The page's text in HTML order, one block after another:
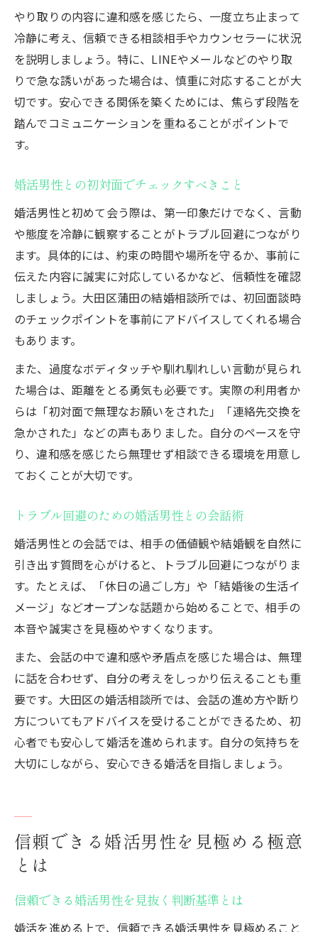
やり取りの内容に違和感を感じたら、一度立ち止まって
冷静に考え、信頼できる相談相手やカウンセラーに状況
を説明しましょう。特に、LINEやメールなどのやり取
りで急な誘いがあった場合は、慎重に対応することが大
切です。安心できる関係を築くためには、焦らず段階を
踏んでコミュニケーションを重ねることがポイントで
す。
婚活男性との初対面でチェックすべきこと
婚活男性と初めて会う際は、第一印象だけでなく、言動
や態度を冷静に観察することがトラブル回避につながり
ます。具体的には、約束の時間や場所を守るか、事前に
伝えた内容に誠実に対応しているかなど、信頼性を確認
しましょう。大田区蒲田の結婚相談所では、初回面談時
のチェックポイントを事前にアドバイスしてくれる場合
もあります。
また、過度なボディタッチや馴れ馴れしい言動が見られ
た場合は、距離をとる勇気も必要です。実際の利用者か
らは「初対面で無理なお願いをされた」「連絡先交換を
急かされた」などの声もありました。自分のペースを守
り、違和感を感じたら無理せず相談できる環境を用意し
ておくことが大切です。
トラブル回避のための婚活男性との会話術
婚活男性との会話では、相手の価値観や結婚観を自然に
引き出す質問を心がけると、トラブル回避につながりま
す。たとえば、「休日の過ごし方」や「結婚後の生活イ
メージ」などオープンな話題から始めることで、相手の
本音や誠実さを見極めやすくなります。
また、会話の中で違和感や矛盾点を感じた場合は、無理
に話を合わせず、自分の考えをしっかり伝えることも重
要です。大田区の婚活相談所では、会話の進め方や断り
方についてもアドバイスを受けることができるため、初
心者でも安心して婚活を進められます。自分の気持ちを
大切にしながら、安心できる婚活を目指しましょう。
信頼できる婚活男性を見極める極意
とは
信頼できる婚活男性を見抜く判断基準とは
婚活を進める上で、信頼できる婚活男性を見極めること